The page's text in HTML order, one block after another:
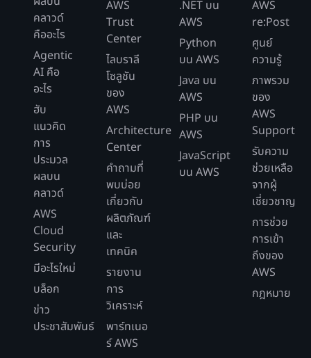
คลาวด์
คืออะไร
Agentic
AI คือ
อะไร
ฮับ
แนวคิด
การ
ประมวล
ผลบน
คลาวด์
AWS
Cloud
Security
มีอะไรใหม่
บล็อก
ข่าว
ประชาสัมพันธ์
AWS
Trust
Center
ไลบราลี
โซลูชัน
ของ
AWS
Architecture
Center
คำถามที่
พบบ่อย
เกี่ยวกับ
ผลิตภัณฑ์
และ
เทคนิค
รายงาน
การ
วิเคราะห์
พาร์ทเนอ
ร์ AWS
.NET บน
AWS
Python
บน AWS
Java บน
AWS
PHP บน
AWS
JavaScript
บน AWS
AWS
re:Post
ศูนย์
ความรู้
ภาพรวม
ของ
AWS
Support
รับความ
ช่วยเหลือ
จากผู้
เชี่ยวชาญ
การช่วย
การเข้า
ถึงของ
AWS
กฎหมาย